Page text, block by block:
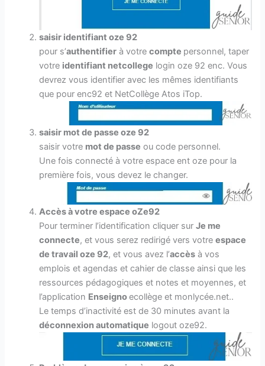
saisir identifiant oze 92
pour s’authentifier à votrecompte personnel, taper
votre identifiant netcollege login oze 92 enc. Vous
devrez vous identifier avec les mêmes identifiants
que pour enc92 et NetCollège Atos iTop.
saisir mot de passe oze 92
saisir votre mot de passe ou code personnel.
Une fois connecté à votre espace ent oze pour la
première fois, vous devez le changer.
Accès à votre espace oZe92
Pour terminer l’identification cliquer surJe me
connecte, et vous serez redirigé vers votreespace
de travail oze 92, et vous avez l’accès à vos
emplois et agendas et cahier de classe ainsi que les
ressources pédagogiques et notes et moyennes, et
l’application Enseignoecollège et monlycée.net..
Le temps d’inactivité est de 30 minutes avant la
déconnexion automatique logout oze92.